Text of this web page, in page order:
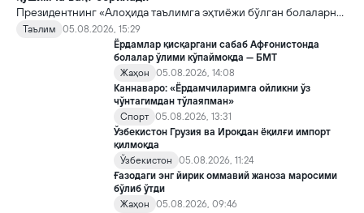
Президентнинг «Алоҳида таълимга эҳтиёжи бўлган болаларни
таълим ва ижтимоий хизматлар билан қамраб олиш тизимини
такомиллаштириш бўйича қўшимча чора-тадбирлар
тўғрисида»ги қарори билан инклюзив таълим соҳасида қатор
янги механизмлар жорий этилади.
Таълим
05.08.2026, 15:29
Ёрдамлар қисқаргани сабаб Афғонистонда
болалар ўлими кўпаймоқда — БМТ
Жаҳон
05.08.2026, 14:08
Каннаваро: «Ёрдамчиларимга ойликни ўз
чўнтагимдан тўлаяпман»
Спорт 05.08.2026, 13:31
Ўзбекистон Грузия ва Ироқдан ёқилғи импорт
қилмоқда
Ўзбекистон
05.08.2026, 11:24
Ғазодаги энг йирик оммавий жаноза маросими
бўлиб ўтди
Жаҳон
05.08.2026, 09:46